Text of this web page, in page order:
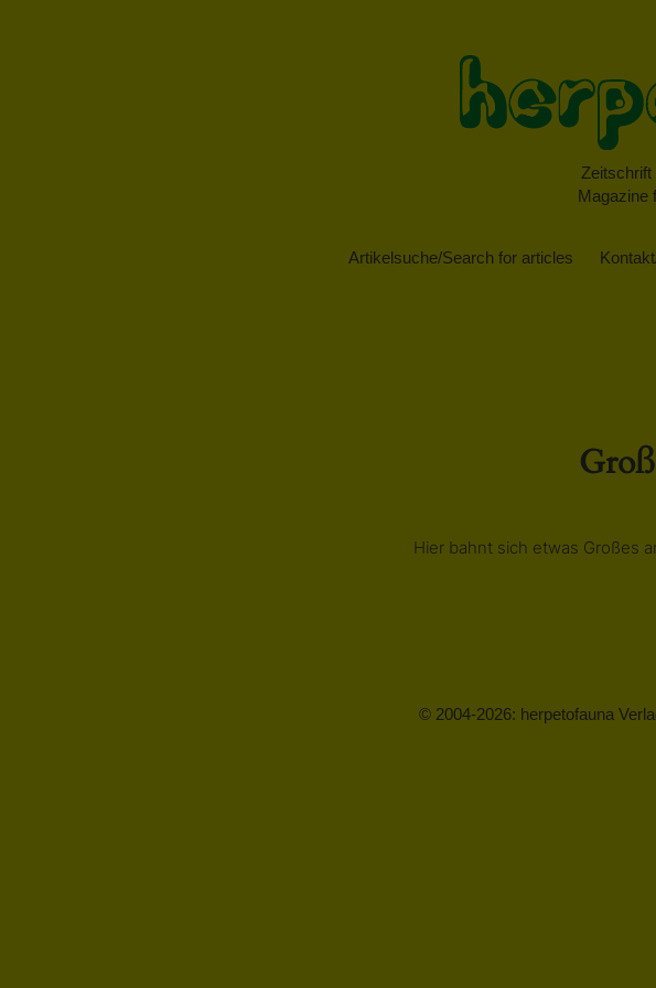
Zeitschrift
Magazine
Artikelsuche/Search for articles
Hier bahnt sich etwas Großes
© 2004-2026: herpetofauna